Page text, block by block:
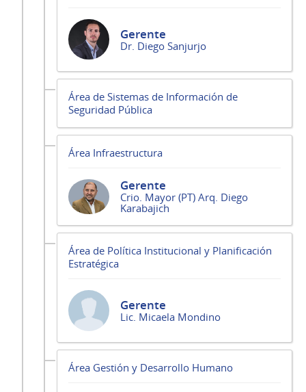
Gerente
Dr. Diego Sanjurjo
Área de Sistemas de Información de
Seguridad Pública
Área Infraestructura
Gerente
Crio. Mayor (PT) Arq. Diego
Karabajich
Área de Política Institucional y Planificación
Estratégica
Gerente
Lic. Micaela Mondino
Área Gestión y Desarrollo Humano